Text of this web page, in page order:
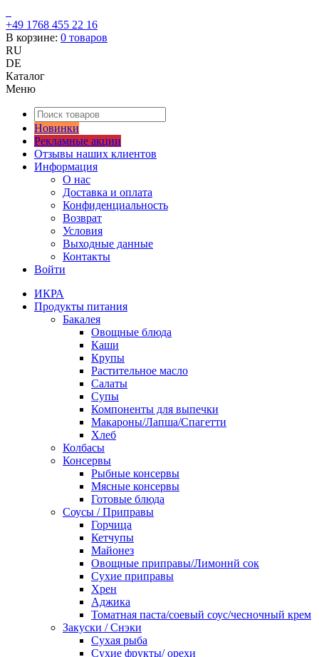
+49 1768 455 22 16
В корзине: 0 товаров
RU
DE
Каталог
Меню
Новинки
Рекламные акции
Отзывы наших клиентов
Информация
О нас
Доставка и оплата
Конфиденциальность
Возврат
Условия
Выходные данные
Контакты
Войти
ИКРА
Продукты питания
Бакалея
Овощные блюда
Каши
Крупы
Растительное масло
Салаты
Супы
Компоненты для выпечки
Макароны/Лапша/Спагетти
Хлеб
Колбасы
Консервы
Рыбные консервы
Мясные консервы
Готовые блюда
Соусы / Приправы
Горчица
Кетчупы
Майонез
Овощные приправы/Лимоннй сок
Сухие приправы
Хрен
Аджика
Томатная паста/соевый соус/чесночный крем
Закуски / Снэки
Сухая рыба
Сухие фрукты/ орехи